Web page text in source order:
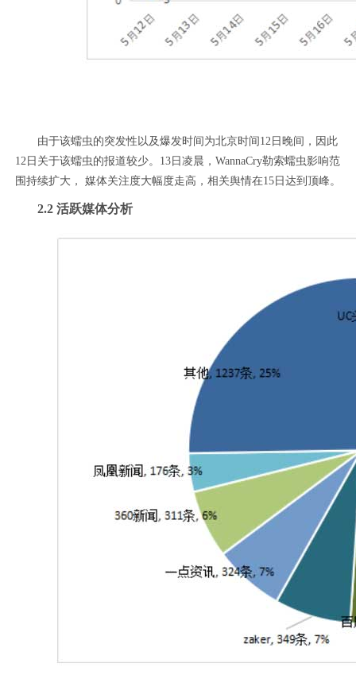
由于该蠕虫的突发性以及爆发时间为北京时间12日晚间，因此
12日关于该蠕虫的报道较少。13日凌晨，WannaCry勒索蠕虫影响范
围持续扩大， 媒体关注度大幅度走高，相关舆情在15日达到顶峰。
2.2 活跃媒体分析